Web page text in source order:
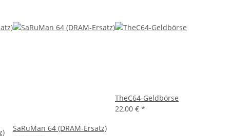
SaRuMan 64 (DRAM-Ersatz)
TheC64-Geldbörse
22,00 € *